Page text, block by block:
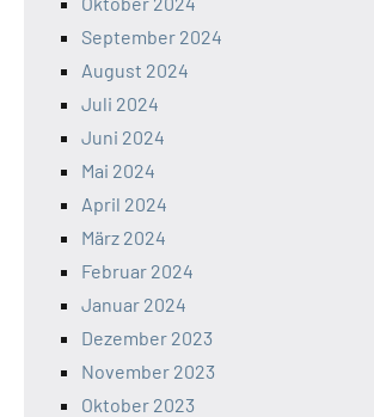
September 2024
August 2024
Juli 2024
Juni 2024
Mai 2024
April 2024
März 2024
Februar 2024
Januar 2024
Dezember 2023
November 2023
Oktober 2023